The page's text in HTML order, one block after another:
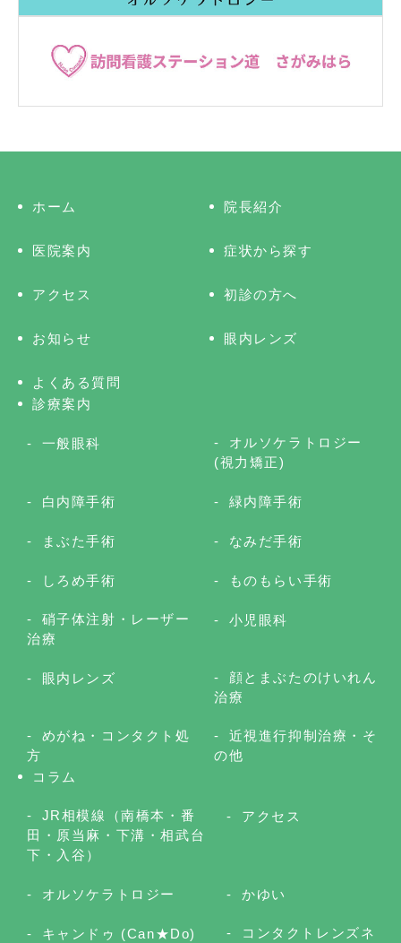
ホーム 院長紹介
医院案内 症状から探す
アクセス 初診の方へ
お知らせ 眼内レンズ
よくある質問
診療案内
一般眼科
オルソケラトロジー
(視力矯正)
白内障手術 緑内障手術
まぶた手術 なみだ手術
しろめ手術 ものもらい手術
硝子体注射・レーザー
治療
小児眼科
眼内レンズ
顔とまぶたのけいれん
治療
めがね・コンタクト処
方
近視進行抑制治療・そ
の他
コラム
JR相模線（南橋本・番
田・原当麻・下溝・相武台
下・入谷）
アクセス
オルソケラトロジー かゆい
キャンドゥ (Can★Do)
コンタクトレンズネ